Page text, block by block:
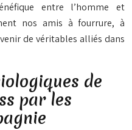
entre l’homme et
nos amis à fourrure, à
de véritables alliés dans
de
par les